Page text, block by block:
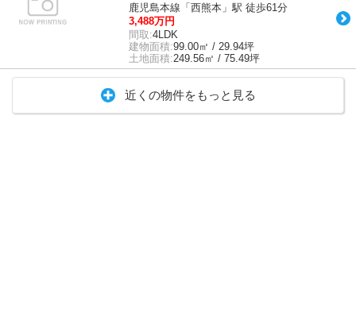
鹿児島本線「西熊本」駅 徒歩61分
3,488万円
間取:4LDK
建物面積:99.00㎡ / 29.94坪
土地面積:249.56㎡ / 75.49坪
近くの物件をもっと見る